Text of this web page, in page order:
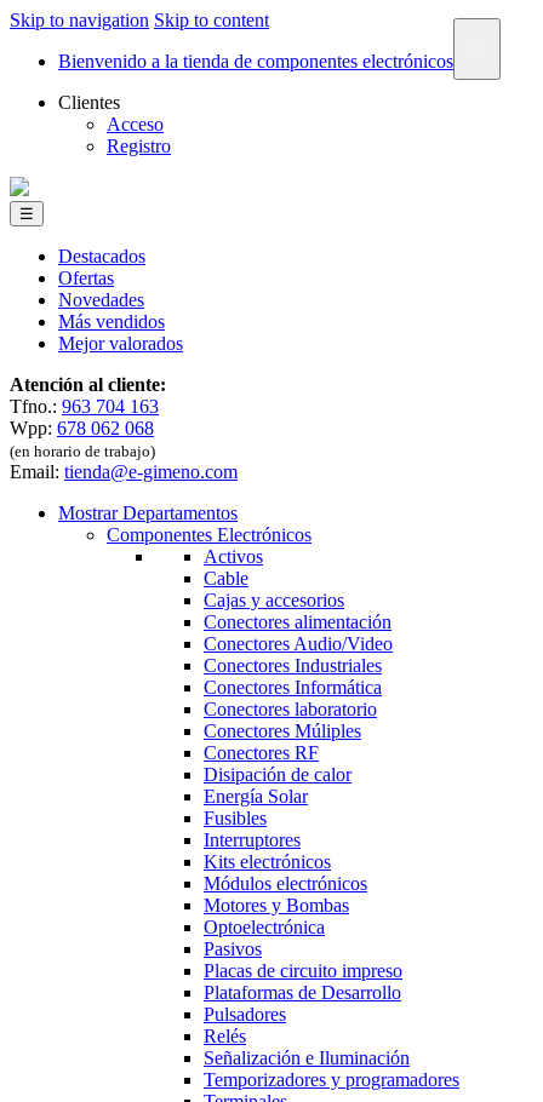
Skip to navigation Skip to content
Bienvenido a la tienda de componentes electrónicos
Clientes
Acceso
Registro
☰
Destacados
Ofertas
Novedades
Más vendidos
Mejor valorados
Atención al cliente:
Tfno.: 963 704 163
Wpp: 678 062 068
(en horario de trabajo)
Email: tienda@e-gimeno.com
Mostrar Departamentos
Componentes Electrónicos
Activos
Cable
Cajas y accesorios
Conectores alimentación
Conectores Audio/Video
Conectores Industriales
Conectores Informática
Conectores laboratorio
Conectores Múliples
Conectores RF
Disipación de calor
Energía Solar
Fusibles
Interruptores
Kits electrónicos
Módulos electrónicos
Motores y Bombas
Optoelectrónica
Pasivos
Placas de circuito impreso
Plataformas de Desarrollo
Pulsadores
Relés
Señalización e Iluminación
Temporizadores y programadores